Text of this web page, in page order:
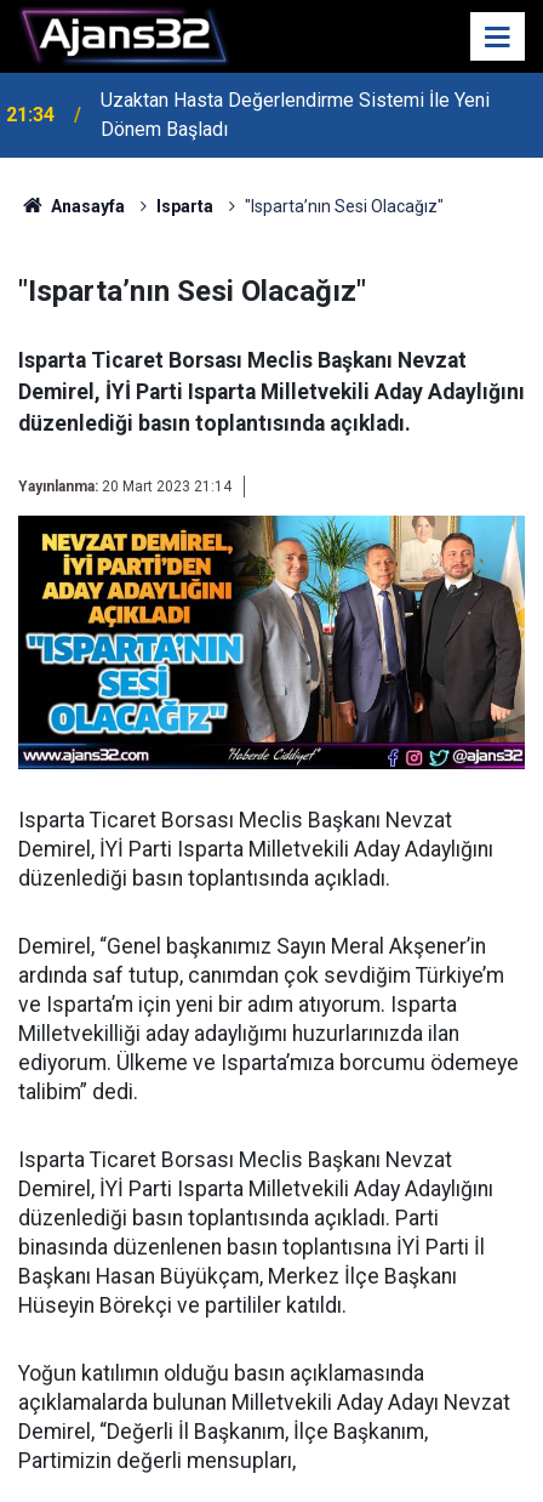
21:34
Uzaktan Hasta Değerlendirme Sistemi İle Yeni
Dönem Başladı
Anasayfa Isparta "Isparta’nın Sesi Olacağız"
"Isparta’nın Sesi Olacağız"
Isparta Ticaret Borsası Meclis Başkanı Nevzat
Demirel, İYİ Parti Isparta Milletvekili Aday Adaylığını
düzenlediği basın toplantısında açıkladı.
Yayınlanma: 20 Mart 2023 21:14
Isparta Ticaret Borsası Meclis Başkanı Nevzat
Demirel, İYİ Parti Isparta Milletvekili Aday Adaylığını
düzenlediği basın toplantısında açıkladı.
Demirel, “Genel başkanımız Sayın Meral Akşener’in
ardında saf tutup, canımdan çok sevdiğim Türkiye’m
ve Isparta’m için yeni bir adım atıyorum. Isparta
Milletvekilliği aday adaylığımı huzurlarınızda ilan
ediyorum. Ülkeme ve Isparta’mıza borcumu ödemeye
talibim” dedi.
Isparta Ticaret Borsası Meclis Başkanı Nevzat
Demirel, İYİ Parti Isparta Milletvekili Aday Adaylığını
düzenlediği basın toplantısında açıkladı. Parti
binasında düzenlenen basın toplantısına İYİ Parti İl
Başkanı Hasan Büyükçam, Merkez İlçe Başkanı
Hüseyin Börekçi ve partililer katıldı.
Yoğun katılımın olduğu basın açıklamasında
açıklamalarda bulunan Milletvekili Aday Adayı Nevzat
Demirel, “Değerli İl Başkanım, İlçe Başkanım,
Partimizin değerli mensupları,